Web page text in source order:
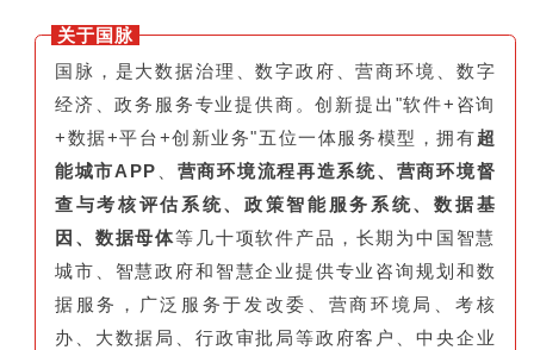
关于国脉
国脉，是大数据治理、数字政府、营商环境、数字
经济、政务服务专业提供商。创新提出"软件+咨询
+数据+平台+创新业务"五位一体服务模型，拥有超
能城市APP
营商环境流程再造系统、营商环境督
查与考核评估系统、政策智能服务系统、数据基
因、数据母体等几十项软件产品，长期为中国智慧
城市、智慧政府和智慧企业提供专业咨询规划和数
据服务，广泛服务于发改委、营商环境局、考核
办、大数据局、行政审批局等政府客户、中央企业